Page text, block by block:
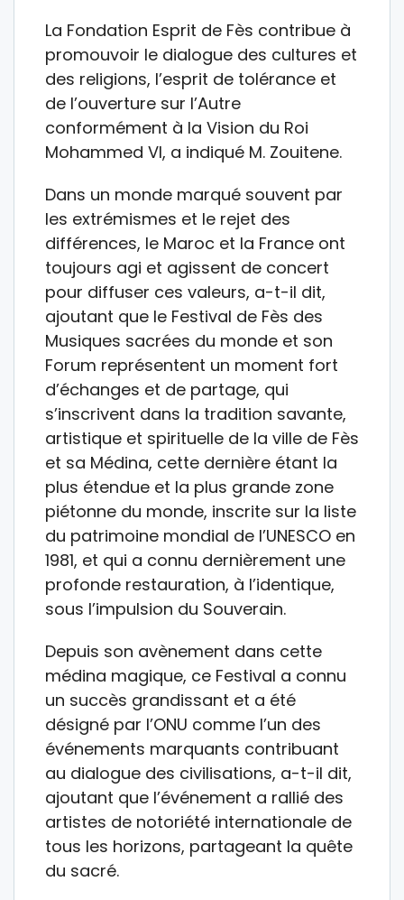
La Fondation Esprit de Fès contribue à
promouvoir le dialogue des cultures et
des religions, l’esprit de tolérance et
de l’ouverture sur l’Autre
conformément à la Vision du Roi
Mohammed VI, a indiqué M. Zouitene.
Dans un monde marqué souvent par
les extrémismes et le rejet des
différences, le Maroc et la France ont
toujours agi et agissent de concert
pour diffuser ces valeurs, a-t-il dit,
ajoutant que le Festival de Fès des
Musiques sacrées du monde et son
Forum représentent un moment fort
d’échanges et de partage, qui
s’inscrivent dans la tradition savante,
artistique et spirituelle de la ville de Fès
et sa Médina, cette dernière étant la
plus étendue et la plus grande zone
piétonne du monde, inscrite sur la liste
du patrimoine mondial de l’UNESCO en
1981, et qui a connu dernièrement une
profonde restauration, à l’identique,
sous l’impulsion du Souverain.
Depuis son avènement dans cette
médina magique, ce Festival a connu
un succès grandissant et a été
désigné par l’ONU comme l’un des
événements marquants contribuant
au dialogue des civilisations, a-t-il dit,
ajoutant que l’événement a rallié des
artistes de notoriété internationale de
tous les horizons, partageant la quête
du sacré.